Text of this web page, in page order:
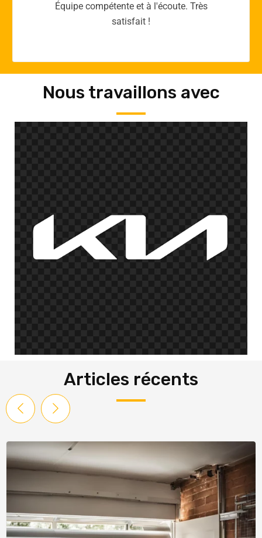
Merci yellow365.work pour votre expertise!
Nous travaillons avec
Articles récents